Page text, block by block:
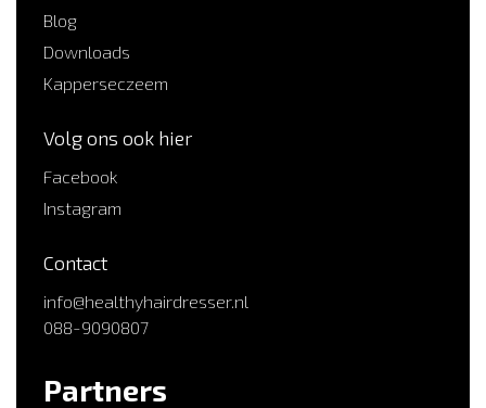
Blog
Downloads
Kapperseczeem
Volg ons ook hier
Facebook
Instagram
Contact
info@healthyhairdresser.nl
088-9090807
Partners